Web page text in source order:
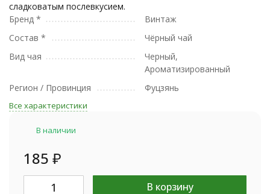
сладковатым послевкусием.
Бренд *
Винтаж
Состав *
Чёрный чай
Вид чая
Черный,
Ароматизированный
Регион / Провинция
Фуцзянь
Все характеристики
В наличии
185 ₽
В корзину